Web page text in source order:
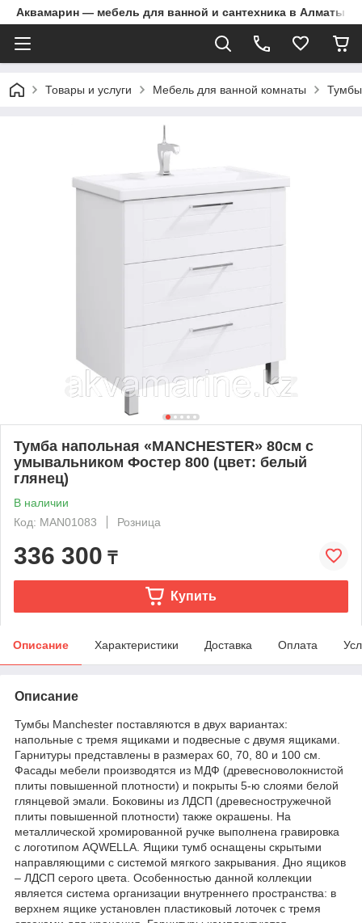
Аквамарин — мебель для ванной и сантехника в Алматы |
Товары и услуги Мебель для ванной комнаты
Тумба напольная «MANCHESTER» 80см с
умывальником Фостер 800 (цвет: белый
глянец)
В наличии
Код: MAN01083
Розница
336 300 ₸
Купить
Описание Характеристики Доставка Оплата
Описание
Тумбы Manchester поставляются в двух вариантах:
напольные с тремя ящиками и подвесные с двумя ящиками.
Гарнитуры представлены в размерах 60, 70, 80 и 100 см.
Фасады мебели производятся из МДФ (древесноволокнистой
плиты повышенной плотности) и покрыты 5-ю слоями белой
глянцевой эмали. Боковины из ЛДСП (древесностружечной
плиты повышенной плотности) также окрашены. На
металлической хромированной ручке выполнена гравировка
с логотипом AQWELLA. Ящики тумб оснащены скрытыми
направляющими с системой мягкого закрывания. Дно ящиков
– ЛДСП серого цвета. Особенностью данной коллекции
является система организации внутреннего пространства: в
верхнем ящике установлен пластиковый лоточек с тремя